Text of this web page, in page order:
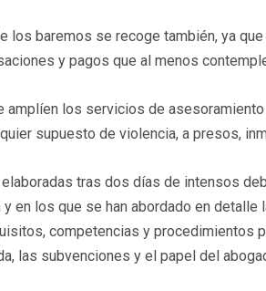
los baremos se recoge también, ya
y pagos que al menos
amplíen los servicios de
supuesto de violencia, a presos,
tras dos días de intensos
en los que se han abordado en
competencias y procedimientos
las subvenciones y el papel del